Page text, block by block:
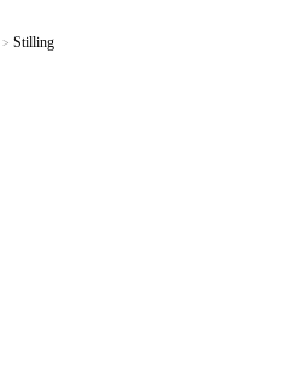
> Stilling